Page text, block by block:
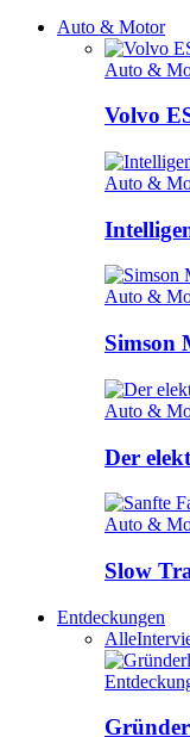
Auto & Motor
Auto &
Volvo
Auto &
Auto &
Simson
Auto &
Der
Auto &
Slow
Entdeckungen
Alle